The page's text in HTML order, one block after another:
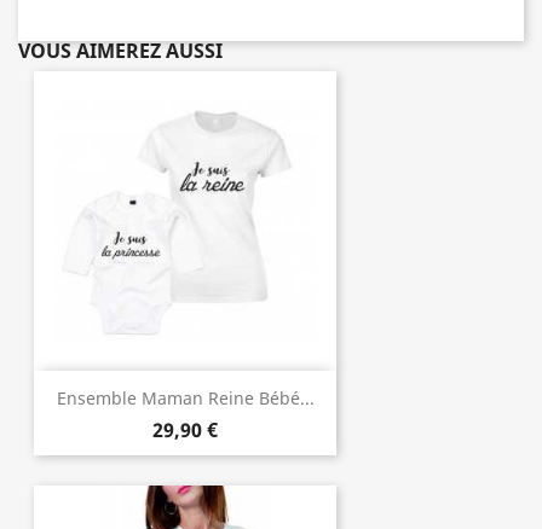
VOUS AIMEREZ AUSSI
Ensemble Maman Reine Bébé...
29,90 €